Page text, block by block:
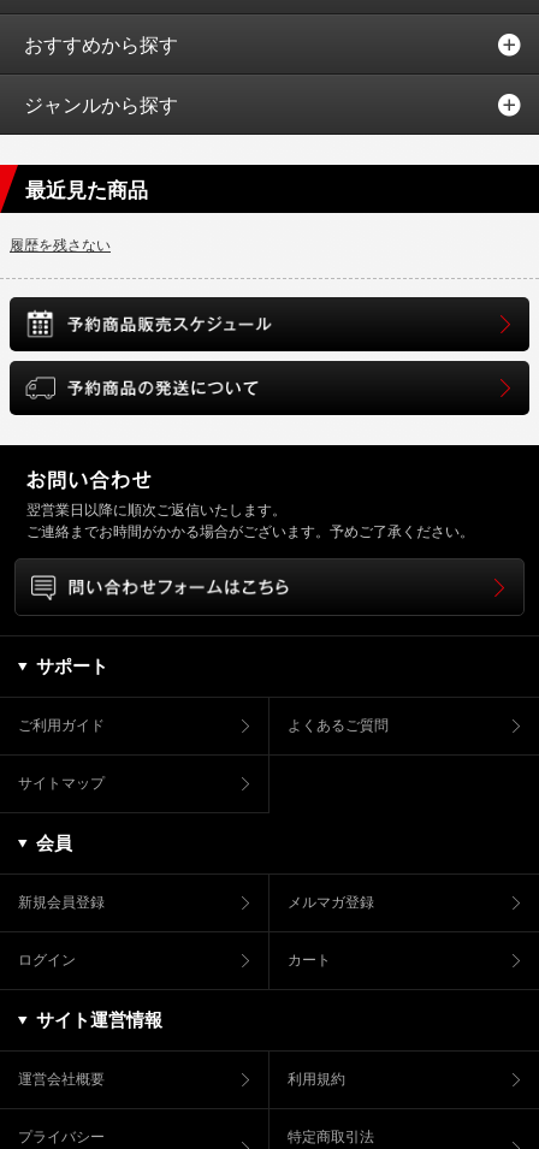
おすすめから探す
ジャンルから探す
最近見た商品
履歴を残さない
翌営業日以降に順次ご返信いたします。
ご連絡までお時間がかかる場合がございます。予めご了承ください。
サポート
ご利用ガイド よくあるご質問
サイトマップ
会員
新規会員登録 メルマガ登録
ログイン カート
サイト運営情報
運営会社概要 利用規約
プライバシー 特定商取引法